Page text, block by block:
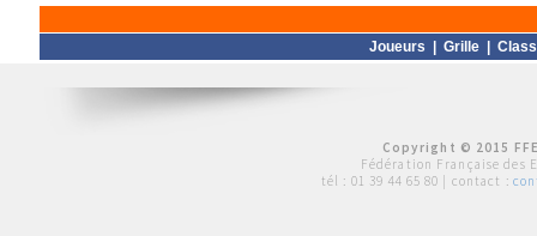
Joueurs Grille
Copyright © 2015
Fédération Française des
tél : 01 39 44 65 80 | contact :